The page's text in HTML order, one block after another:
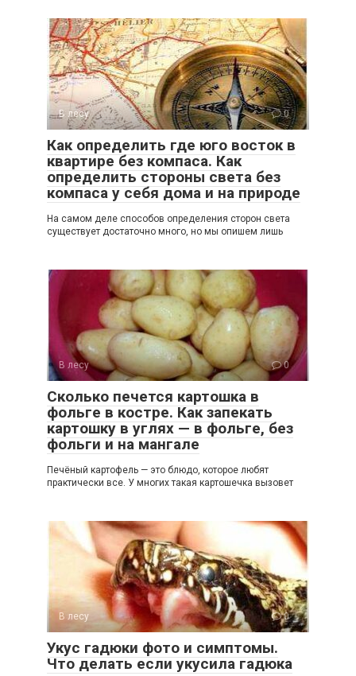
В лесу 0
Как определить где юго восток в
квартире без компаса. Как
определить стороны света без
компаса у себя дома и на природе
На самом деле способов определения сторон света
существует достаточно много, но мы опишем лишь
В лесу 0
Сколько печется картошка в
фольге в костре. Как запекать
картошку в углях — в фольге, без
фольги и на мангале
Печёный картофель — это блюдо, которое любят
практически все. У многих такая картошечка вызовет
В лесу 0
Укус гадюки фото и симптомы.
Что делать если укусила гадюка